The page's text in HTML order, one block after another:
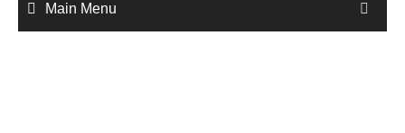
Main Menu